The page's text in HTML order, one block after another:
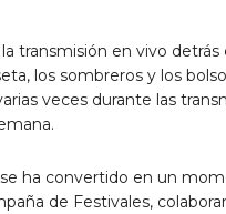
transmisión en vivo
los sombreros y los
veces durante las
ha convertido en un
de Festivales,